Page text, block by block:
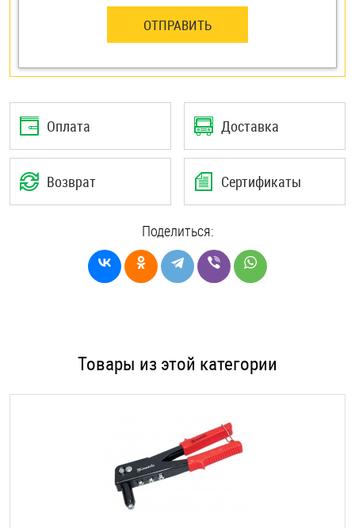
ОТПРАВИТЬ
Оплата Доставка
Возврат Сертификаты
Поделиться:
Товары из этой категории